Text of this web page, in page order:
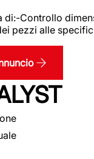
di:-Controllo
pezzi alle